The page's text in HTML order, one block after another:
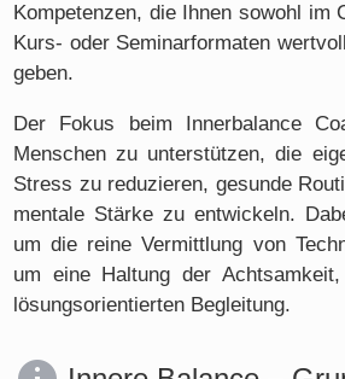
Kompetenzen, die Ihnen sowohl im
Kurs- oder Seminarformaten
geben.
Der Fokus beim Innerbalance
Menschen zu unterstützen, die
Stress zu reduzieren, gesunde
mentale Stärke zu entwickeln.
um die reine Vermittlung von
um eine Haltung der
lösungsorientierten Begleitung.